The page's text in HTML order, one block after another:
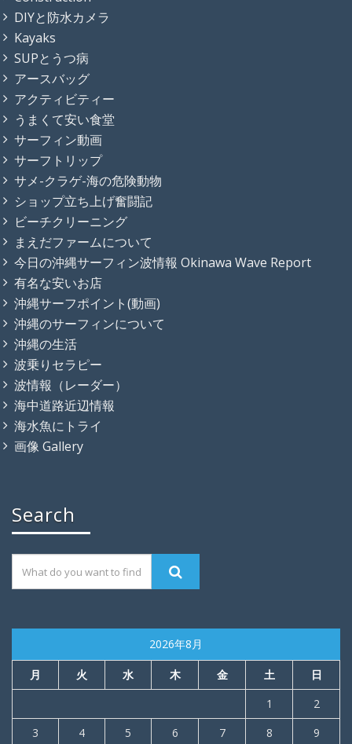
DIYと防水カメラ
Kayaks
SUPとうつ病
アースバッグ
アクティビティー
うまくて安い食堂
サーフィン動画
サーフトリップ
サメ-クラゲ-海の危険動物
ショップ立ち上げ奮闘記
ビーチクリーニング
まえだファームについて
今日の沖縄サーフィン波情報 Okinawa Wave Report
有名な安いお店
沖縄サーフポイント(動画)
沖縄のサーフィンについて
沖縄の生活
波乗りセラピー
波情報（レーダー）
海中道路近辺情報
海水魚にトライ
画像 Gallery
Search
2026年8月
月 火 水 木 金 土
日
1
2
3
4 5 6 7 8 9